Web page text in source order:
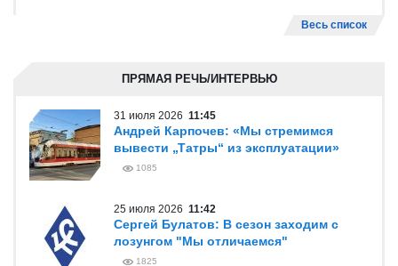
Весь список
ПРЯМАЯ РЕЧЬ/ИНТЕРВЬЮ
31 июля 2026 11:45
Андрей Карпочев: «Мы стремимся
вывести „Татры“ из эксплуатации»
1085
25 июля 2026 11:42
Сергей Булатов: В сезон заходим с
лозунгом "Мы отличаемся"
1825